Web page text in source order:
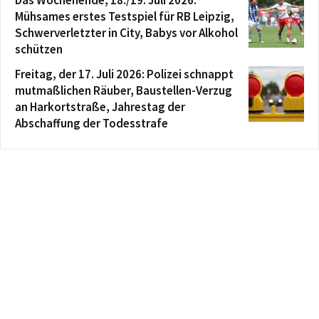
Mühsames erstes Testspiel für RB Leipzig,
Schwerverletzter in City, Babys vor Alkohol
schützen
Freitag, der 17. Juli 2026: Polizei schnappt
mutmaßlichen Räuber, Baustellen-Verzug
an Harkortstraße, Jahrestag der
Abschaffung der Todesstrafe